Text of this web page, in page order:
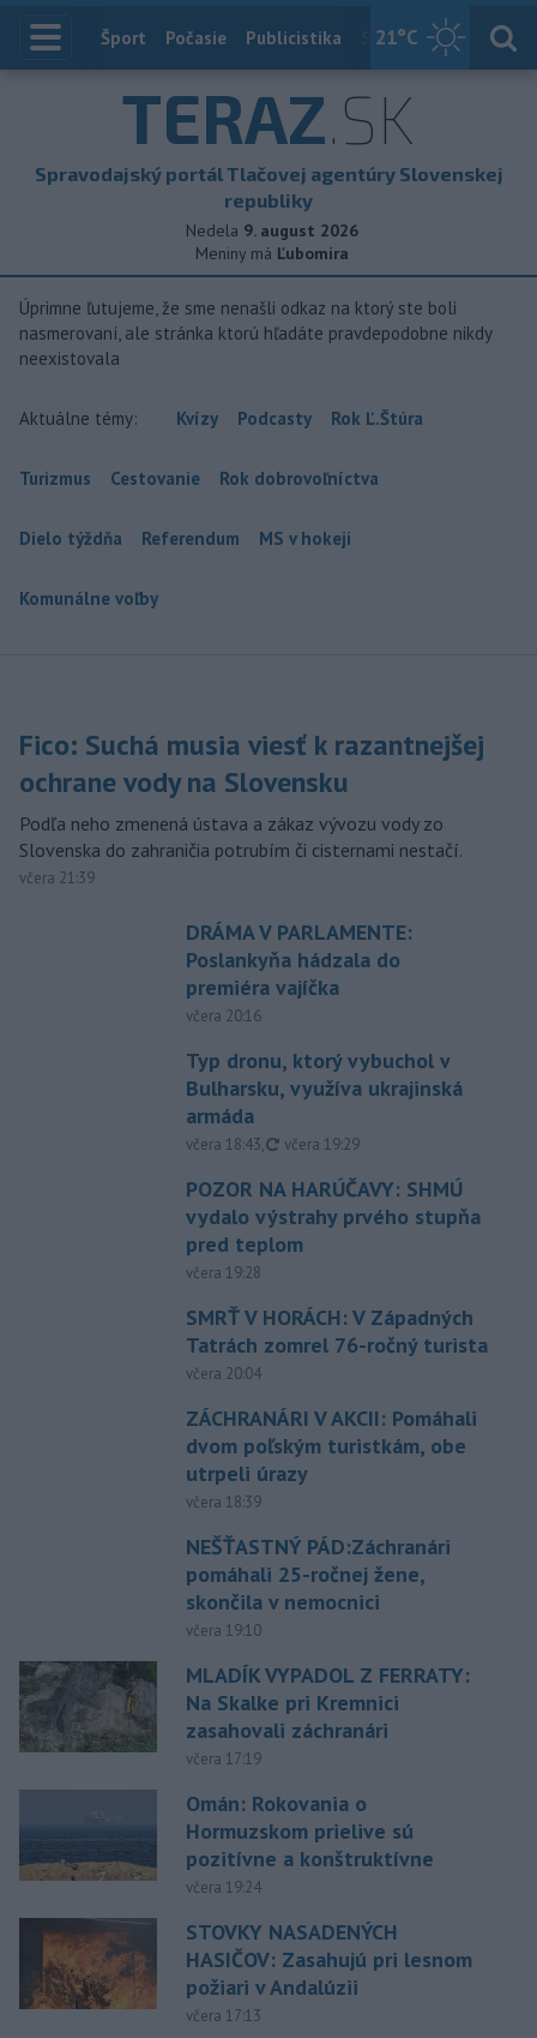
21°C
Index
Šport Počasie Publicistika Slovensko
TERAZ.SK
Spravodajský portál Tlačovej agentúry Slovenskej
republiky
Nedela 9. august 2026
Meniny má Ľubomíra
Úprimne ľutujeme, že sme nenašli odkaz na ktorý ste boli
nasmerovaní, ale stránka ktorú hľadáte pravdepodobne nikdy
neexistovala
Aktuálne témy: Kvízy Podcasty Rok Ľ.Štúra
Turizmus Cestovanie Rok dobrovoľníctva
Dielo týždňa Referendum MS v hokeji
Komunálne voľby
Fico: Suchá musia viesť k razantnejšej
ochrane vody na Slovensku
Podľa neho zmenená ústava a zákaz vývozu vody zo
Slovenska do zahraničia potrubím či cisternami nestačí.
včera 21:39
DRÁMA V PARLAMENTE:
Poslankyňa hádzala do
premiéra vajíčka
včera 20:16
Typ dronu, ktorý vybuchol v
Bulharsku, využíva ukrajinská
armáda
včera 18:43, aktualizované
včera 19:29
POZOR NA HARÚČAVY: SHMÚ
vydalo výstrahy prvého stupňa
pred teplom
včera 19:28
SMRŤ V HORÁCH: V Západných
Tatrách zomrel 76-ročný turista
včera 20:04
ZÁCHRANÁRI V AKCII: Pomáhali
dvom poľským turistkám, obe
utrpeli úrazy
včera 18:39
NEŠŤASTNÝ PÁD:Záchranári
pomáhali 25-ročnej žene,
skončila v nemocnici
včera 19:10
MLADÍK VYPADOL Z FERRATY:
Na Skalke pri Kremnici
zasahovali záchranári
včera 17:19
Omán: Rokovania o
Hormuzskom prielive sú
pozitívne a konštruktívne
včera 19:24
STOVKY NASADENÝCH
HASIČOV: Zasahujú pri lesnom
požiari v Andalúzii
včera 17:13